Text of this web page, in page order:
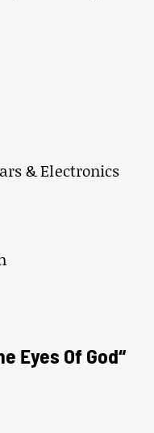
& Electronics
Eyes Of God“